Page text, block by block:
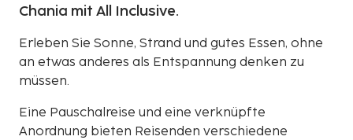
Chania mit All Inclusive.
Erleben Sie Sonne, Strand und gutes Essen, ohne
an etwas anderes als Entspannung denken zu
müssen.
Eine Pauschalreise und eine verknüpfte
Anordnung bieten Reisenden verschiedene